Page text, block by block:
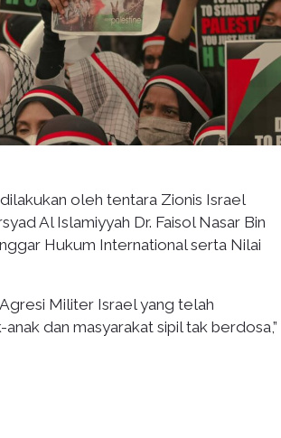
oleh tentara Zionis Israel
Al Islamiyyah Dr. Faisol Nasar Bin
Hukum International serta Nilai
Militer Israel yang telah
dan masyarakat sipil tak berdosa,”